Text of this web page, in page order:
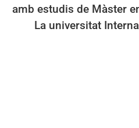
amb estudis de Màster
La universitat